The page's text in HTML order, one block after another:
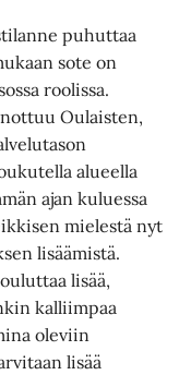
puhuttaa
sote on
roolissa.
Oulaisten,
alueella
ajan kuluessa
mielestä nyt
lisäämistä.
lisää,
kalliimpaa
oleviin
lisää